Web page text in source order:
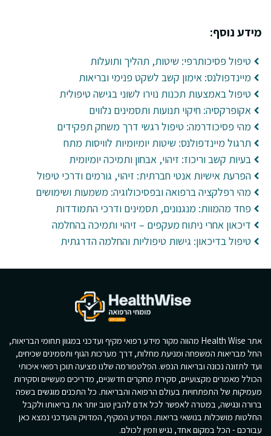
מידע נוסף:
טיפול פסיכותרפי: שיטות, תהליך ותועלות
מיינדפולנס: אימון קשב לשקט פנימי ובריאות
טיפול באמצעות תכנות נוירו לשוני בגישה טיפולית
אקופרקסיה: חיקוי תנועות ותסמינים נלווים
מהי פסיכודרמה: טיפול רגשי דרך משחק תפקידים
תרגול מיינדפולנס: שיטות יומיומיות לוויסות מתח
בעיות קשב וריכוז: זיהוי, אבחון ותמיכה יומיומית
הפרעת אישיות אנטי חברתית: זיהוי, גורמים ודרכי טיפול
מהי רפלקציה ברפואה ובפסיכולוגיה: משמעות ושימושים
פחד מהמוות: מנגנונים, תסמינים ודרכי התמודדות
דיכאון אחרי ניתוח מעקפים – זיהוי ותמיכה בהחלמה
טיפול בדיכאון: גישות טיפוליות והחלמה הדרגתית
אתר Health Wise מהווה מקור מידע רפואי מקיף ועדכני במגוון תחומי הבריאות,
החל מבריאות המשפחה ומניעת מחלות, דרך מערכות הגוף ותסמינים שכיחים,
ועד לתזונה נכונה ובריאות הנפש. הפלטפורמה שלנו מציעה תוכן רפואי איכותי
הכולל מאמרים מקצועיים, סקירת מחקרים חדשניים, מדריכים מעשיים וסקירות
מעמיקות של התפתחויות בעולם הרפואה והבריאות. כל התכנים מוגשים בשפה
ברורה ונגישה, במטרה לאפשר לכל אדם להבין טוב יותר את בריאותו ולקבל
החלטות מושכלות בנושאי בריאות. המידע המקיף, המדויק והעדכני נמצא כאן
עבורכם - הכל במקום אחד, נגיש וזמין לכולם.